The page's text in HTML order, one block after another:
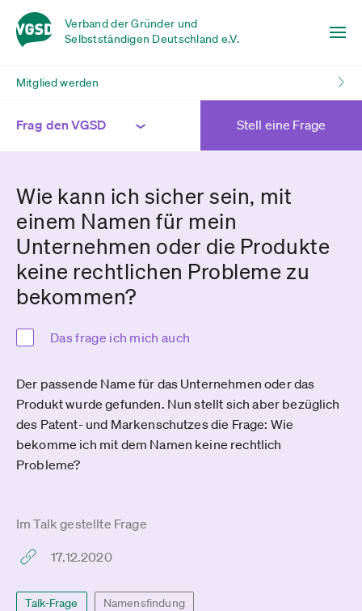
Verband der Gründer und
Selbstständigen Deutschland e.V.
Mitglied werden
Frag den VGSD Stell eine Frage
Wie kann ich sicher sein, mit
einem Namen für mein
Unternehmen oder die Produkte
keine rechtlichen Probleme zu
bekommen?
Das frage ich mich auch
Der passende Name für das Unternehmen oder das
Produkt wurde gefunden. Nun stellt sich aber bezüglich
des Patent- und Markenschutzes die Frage: Wie
bekomme ich mit dem Namen keine rechtlich
Probleme?
Im Talk gestellte Frage
17.12.2020
Talk-Frage Namensfindung